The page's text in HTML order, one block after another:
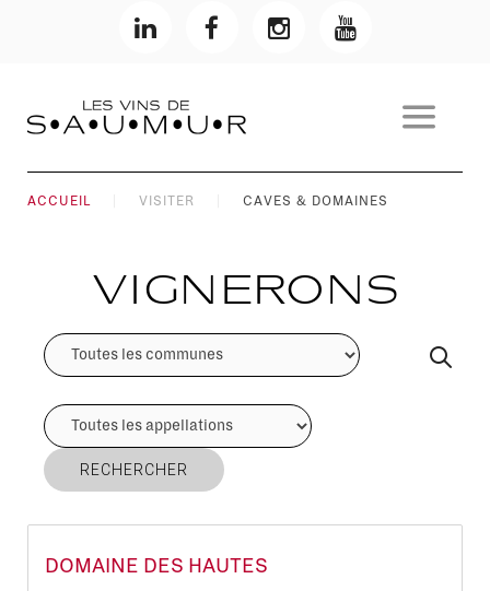
ACCUEIL VISITER CAVES & DOMAINES
Vignerons
RECHERCHER
DOMAINE DES HAUTES